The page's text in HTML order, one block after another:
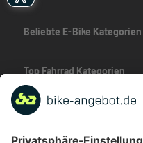
Beliebte E-Bike Kategorien
Top Fahrrad Kategorien
Beliebte Fahrrad-Kategorien